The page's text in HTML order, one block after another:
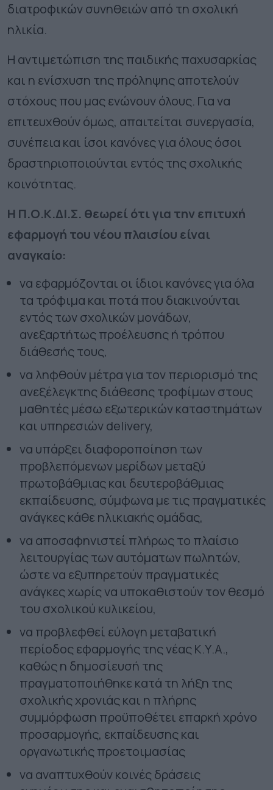
διατροφικών συνηθειών από τη σχολική
ηλικία.
Η αντιμετώπιση της παιδικής παχυσαρκίας
και η ενίσχυση της πρόληψης αποτελούν
στόχους που μας ενώνουν όλους. Για να
επιτευχθούν όμως, απαιτείται συνεργασία,
συνέπεια και ίσοι κανόνες για όλους όσοι
δραστηριοποιούνται εντός της σχολικής
κοινότητας.
Η Π.Ο.Κ.ΔΙ.Σ. θεωρεί ότι για την επιτυχή
εφαρμογή του νέου πλαισίου είναι
αναγκαίο:
να εφαρμόζονται οι ίδιοι κανόνες για όλα
τα τρόφιμα και ποτά που διακινούνται
εντός των σχολικών μονάδων,
ανεξαρτήτως προέλευσης ή τρόπου
διάθεσής τους,
να ληφθούν μέτρα για τον περιορισμό της
ανεξέλεγκτης διάθεσης τροφίμων στους
μαθητές μέσω εξωτερικών καταστημάτων
και υπηρεσιών delivery,
να υπάρξει διαφοροποίηση των
προβλεπόμενων μερίδων μεταξύ
πρωτοβάθμιας και δευτεροβάθμιας
εκπαίδευσης, σύμφωνα με τις πραγματικές
ανάγκες κάθε ηλικιακής ομάδας,
να αποσαφηνιστεί πλήρως το πλαίσιο
λειτουργίας των αυτόματων πωλητών,
ώστε να εξυπηρετούν πραγματικές
ανάγκες χωρίς να υποκαθιστούν τον θεσμό
του σχολικού κυλικείου,
να προβλεφθεί εύλογη μεταβατική
περίοδος εφαρμογής της νέας Κ.Υ.Α.,
καθώς η δημοσίευσή της
πραγματοποιήθηκε κατά τη λήξη της
σχολικής χρονιάς και η πλήρης
συμμόρφωση προϋποθέτει επαρκή χρόνο
προσαρμογής, εκπαίδευσης και
οργανωτικής προετοιμασίας
να αναπτυχθούν κοινές δράσεις